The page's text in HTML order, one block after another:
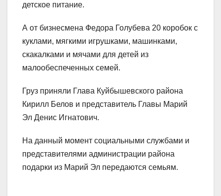
детское питание.
А от бизнесмена Федора Голубева 20 коробок с
куклами, мягкими игрушками, машинками,
скакалками и мячами для детей из
малообеспеченных семей.
Груз приняли Глава Куйбышевского района
Кирилл Белов и представитель Главы Марий
Эл Денис Игнатович.
На данный момент социальными службами и
представителями администрации района
подарки из Марий Эл передаются семьям.